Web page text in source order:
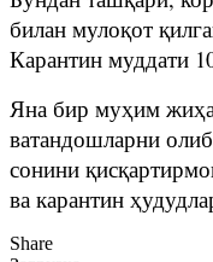
билан мулоқот
Карантин муддати
Яна бир муҳим
ватандошларни
сонини
ва карантин
Share